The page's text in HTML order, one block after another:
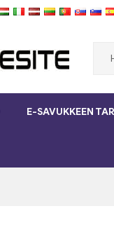
E-SAVUKKEEN